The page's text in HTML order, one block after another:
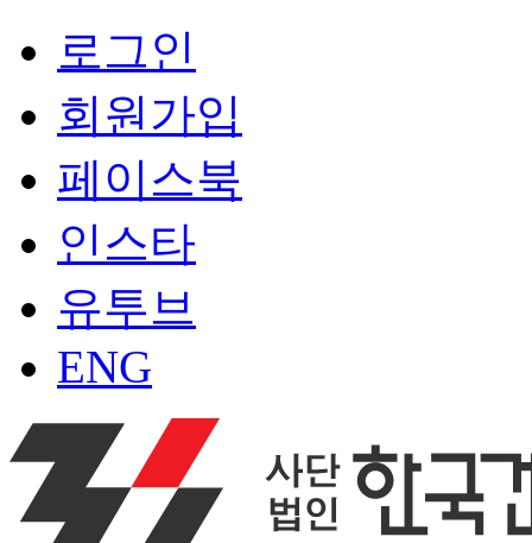
로그인
회원가입
페이스북
인스타
유투브
ENG